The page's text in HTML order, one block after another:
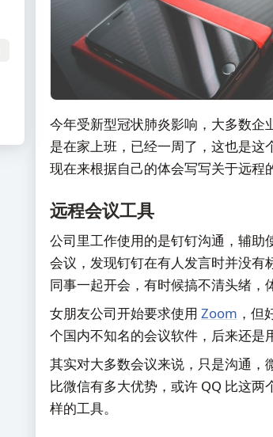
今年受新型冠状肺炎影响，大多数
是在家上班，已经一周了，这也是这
现在来根据自己的体会写写关于远程
远程会议工具
公司里工作使用的是钉钉沟通，辅助
会议，发现钉钉在有人发言时并没有
同事一起开会，有时候搞不清头绪，
女朋友公司开始要求使用 Zoom ，但
个国内不知名的会议软件，后来还是
其实对大多数会议来说，只是沟通
比微信有多大优势，或许 QQ 比这
样的工具。